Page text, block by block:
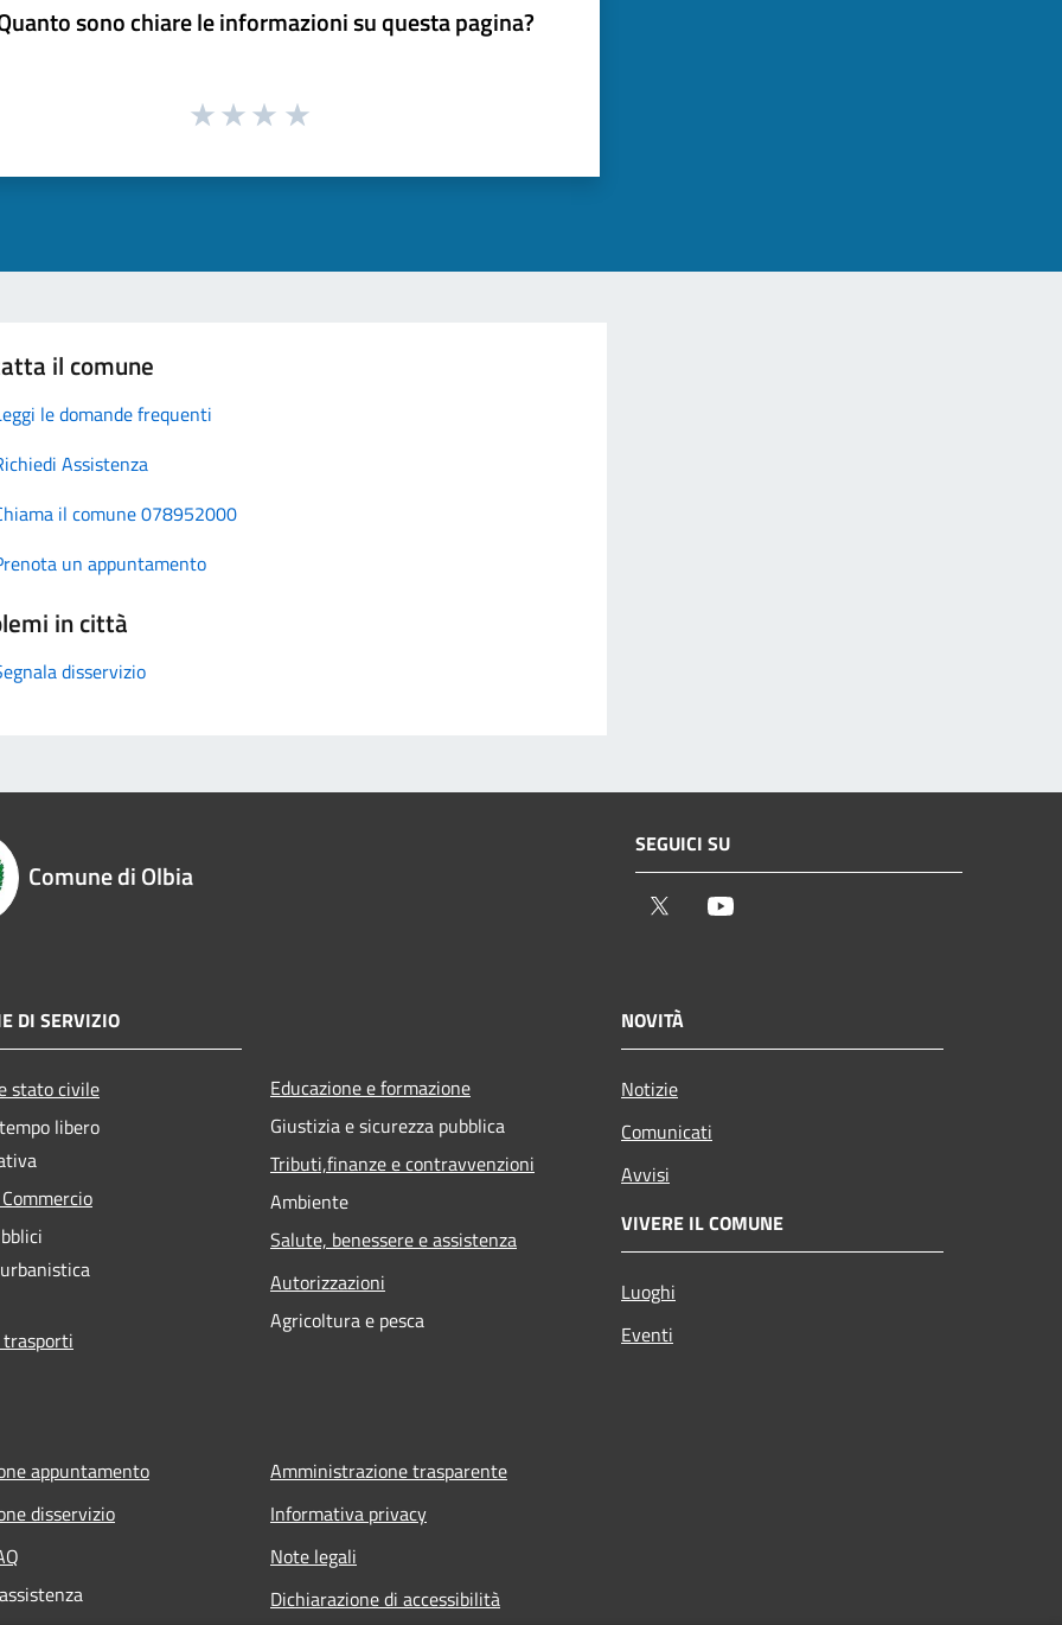
sono chiare le informazioni su questa pagina?
il comune
le domande frequenti
Assistenza
il comune 078952000
un appuntamento
in città
disservizio
Comune di Olbia
SEGUICI SU
Twitter
DI SERVIZIO
stato civile
libero
Educazione e formazione
Giustizia e sicurezza pubblica
Tributi,finanze e contravvenzioni
Ambiente
Salute, benessere e assistenza
Autorizzazioni
Agricoltura e pesca
NOVITÀ
Notizie
Comunicati
Avvisi
VIVERE IL COMUNE
Luoghi
Eventi
appuntamento
disservizio
Amministrazione trasparente
Informativa privacy
Note legali
Dichiarazione di accessibilità